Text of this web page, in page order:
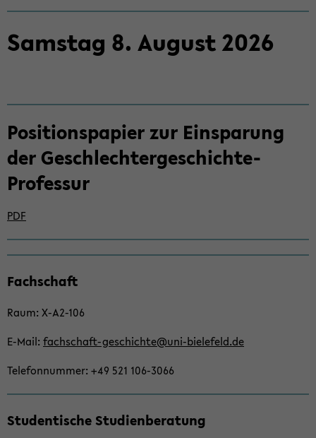
Sams­tag 8. Au­gust2026
Po­si­ti­ons­pa­pier zur Ein­spa­rung
der Geschlechtergeschichte-​
Professur
PDF
Haupt­
halt
Sek­
ti­
seln
Fach­schaft
Raum: X-​A2-106
E-​Mail: fachschaft-​geschichte@uni-​bielefeld.de
Te­le­fon­num­mer: +49 521 106-​3066
Stu­den­ti­sche Stu­di­en­be­ra­tung